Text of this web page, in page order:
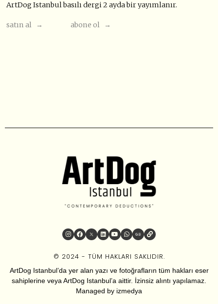
ArtDog Istanbul basılı dergi 2 ayda bir yayımlanır.
satın al → abone ol →
© 2024 - TÜM HAKLARI SAKLIDIR.
ArtDog Istanbul’da yer alan yazı ve fotoğrafların tüm hakları eser
sahiplerine veya ArtDog Istanbul’a aittir. İzinsiz alıntı yapılamaz.
Managed by izmedya